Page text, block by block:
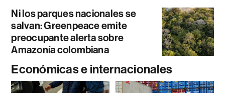
Ni los parques nacionales se
salvan: Greenpeace emite
preocupante alerta sobre
Amazonía colombiana
Económicas e internacionales